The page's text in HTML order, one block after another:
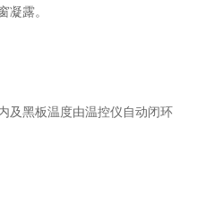
露。
及黑板温度由温控仪自动闭环